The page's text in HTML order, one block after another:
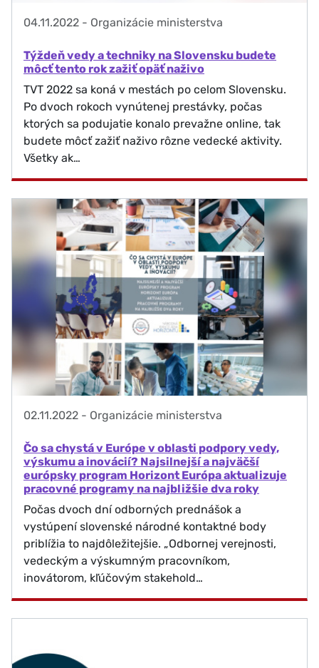
04.11.2022 - Organizácie ministerstva
Týždeň vedy a techniky na Slovensku budete
môcť tento rok zažiť opäť naživo
TVT 2022 sa koná v mestách po celom Slovensku.
Po dvoch rokoch vynútenej prestávky, počas
ktorých sa podujatie konalo prevažne online, tak
budete môcť zažiť naživo rôzne vedecké aktivity.
Všetky ak…
02.11.2022 - Organizácie ministerstva
Čo sa chystá v Európe v oblasti podpory vedy,
výskumu a inovácií? Najsilnejší a najväčší
európsky program Horizont Európa aktualizuje
pracovné programy na najbližšie dva roky
Počas dvoch dní odborných prednášok a
vystúpení slovenské národné kontaktné body
priblížia to najdôležitejšie. „Odbornej verejnosti,
vedeckým a výskumným pracovníkom,
inovátorom, kľúčovým stakehold…